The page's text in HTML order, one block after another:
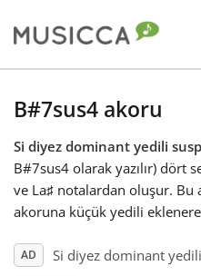
Български
Dansk
Deutsch
B#7sus4 akoru
Si diyez dominant yedili
B#7sus4 olarak yazılır) dört
ve La♯ notalardan oluşur. Bu
akoruna küçük yedili
AD Si diyez dominant